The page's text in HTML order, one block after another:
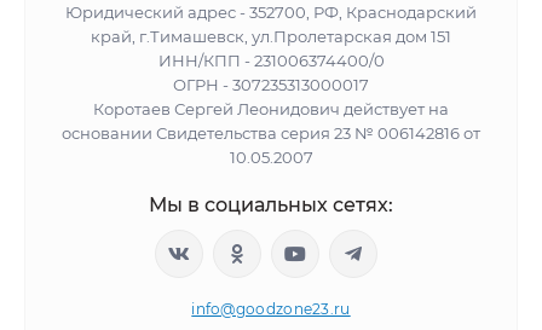
Юридический адрес - 352700, РФ, Краснодарский
край, г.Тимашевск, ул.Пролетарская дом 151
ИНН/КПП - 231006374400/0
ОГРН - 307235313000017
Коротаев Сергей Леонидович действует на
основании Свидетельства серия 23 № 006142816 от
10.05.2007
Мы в социальных сетях:
info@goodzone23.ru